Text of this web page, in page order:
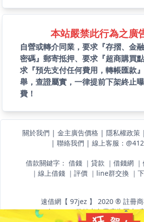
本站嚴禁此行為之廣
自營或轉介同業，要求『存摺、金
密碼』郵寄抵押、要求『超商購買
求『預先支付任何費用，轉帳匯款
舉，查證屬實，一律提前下架終止
費！
關於我們 | 金主廣告價格| 隱私權政策|
| 聯絡我們 | 線上客服：
借款關鍵字： 借錢 ｜ 貸款 ｜ 借錢網 ｜
｜ 線上借錢｜ 評價｜ line群交換｜
速借網【 97jez 】 2020 ® 註冊
www.97jez.com 借錢者免費廣告平台